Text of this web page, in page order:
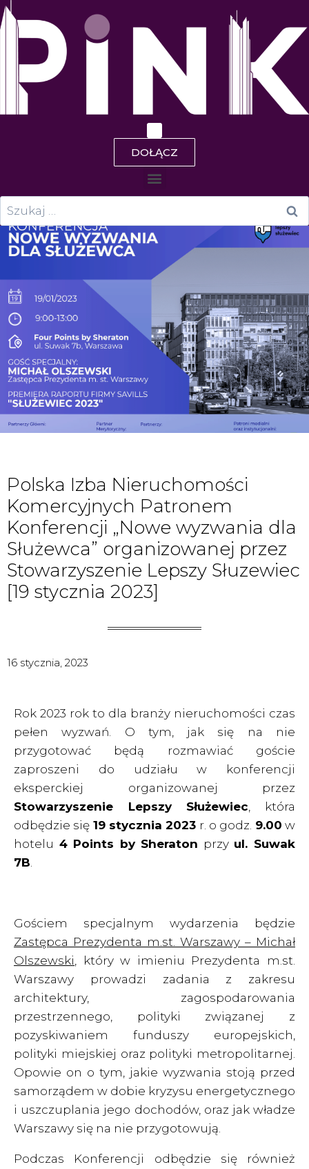
DOŁĄCZ
Polska Izba Nieruchomości
Komercyjnych Patronem
Konferencji „Nowe wyzwania dla
Służewca” organizowanej przez
Stowarzyszenie Lepszy Słuzewiec
[19 stycznia 2023]
16 stycznia, 2023
Rok 2023 rok to dla branży nieruchomości czas
pełen wyzwań. O tym, jak się na nie
przygotować będą rozmawiać goście
zaproszeni do udziału w konferencji
eksperckiej organizowanej przez
Stowarzyszenie Lepszy Służewiec , która
odbędzie się 19 stycznia 2023 r. o godz. 9.00 w
hotelu 4 Points by Sheraton przy ul. Suwak
7B
Gościem specjalnym wydarzenia będzie
Zastępca Prezydenta m.st. Warszawy – Michał
Olszewski , który w imieniu Prezydenta m.st.
Warszawy prowadzi zadania z zakresu
architektury, zagospodarowania
przestrzennego, polityki związanej z
pozyskiwaniem funduszy europejskich,
polityki miejskiej oraz polityki metropolitarnej.
Opowie on o tym, jakie wyzwania stoją przed
samorządem w dobie kryzysu energetycznego
i uszczuplania jego dochodów, oraz jak władze
Warszawy się na nie przygotowują.
Podczas Konferencji odbędzie się również